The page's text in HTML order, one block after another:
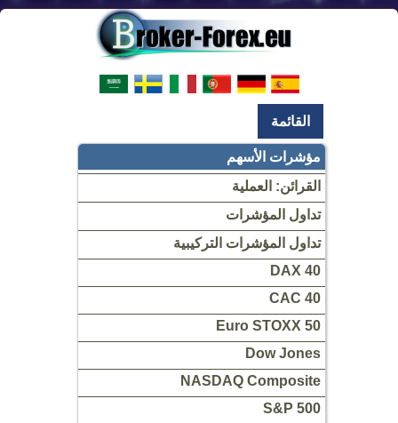
القائمة
مؤشرات الأسهم
القرائن: العملية
تداول المؤشرات
تداول المؤشرات التركيبية
DAX 40
CAC 40
Euro STOXX 50
Dow Jones
NASDAQ Composite
S&P 500